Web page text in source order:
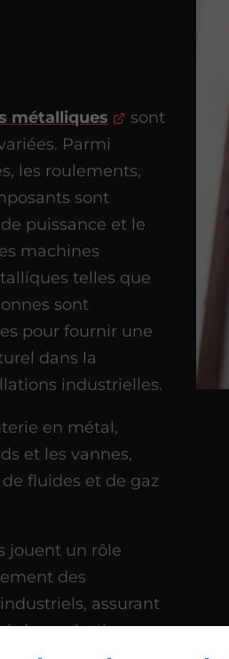
métalliques
sont
Parmi
les roulements,
sont
puissance et le
machines
telles que
sont
pour fournir une
dans la
industrielles.
en métal,
et les vannes,
fluides et de gaz
jouent un rôle
des
assurant
des opérations.